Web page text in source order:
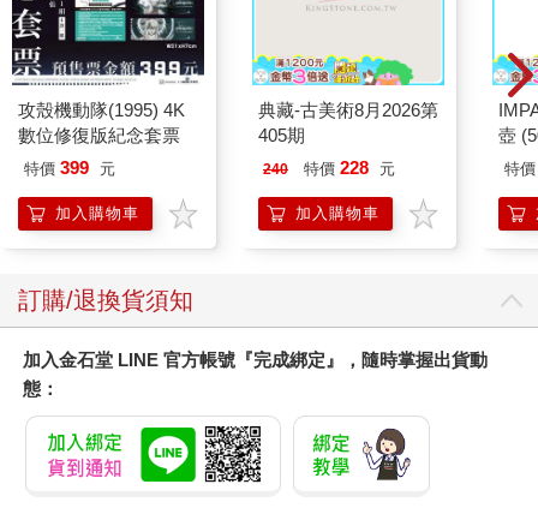
踏入終點的那一刻，才是具體真實的獲得、體會。而這個過程的
失與得，在最終付諸實踐的當下，似乎也不再具有任何意義。我
夢想在極其有限的生命裡，騎著摩托車遊覽世界各地，成為一個
比任何人都認真生活的人，哪怕這個過程勢必將是如此短暫。然
後，向這個世界宣示一條這樣的訊息：『我們都有權利選擇自己
想要的生活，那是一種責任、也是一種義務，任何的原因與羈
絆，都不足以成為逃避追求的理由，因為唯有經歷，才能真正確
認關於它的真實存在』。」
一個人、一輛摩托車、整整一百天的時間與三萬公里的騎行，用
俄羅斯邊境最東端的城市──撫遠，與最北端的極光之地──漠
河，一路向西前往最西端的中國、吉爾吉斯坦口岸──伊爾克什
坦，再去往國境之南──三亞。在這段為期三個多月的旅行計畫
裡，穿越中國面積最大的塔克拉瑪干沙漠、翻越平均海拔四千米
的高原嚴寒；在內蒙古草原享受與牧民們共同奔馳的歡愉、在海
南島感受原始海洋的自然衝擊、在沙漠中欣賞日出日落的軌跡，
與戈壁灘上布滿頂空的遙遙星際。
攻殼機動隊(1995) 4K
數位修復版紀念套票
特價 399 元
加入購物車
典藏-古美術8月2026第
405期
240 特價 228 元
加入購物車
壺
特價
訂購/退換貨須知
加入金石堂 LINE 官方帳號『完成綁定』，隨時掌握出貨動
態：